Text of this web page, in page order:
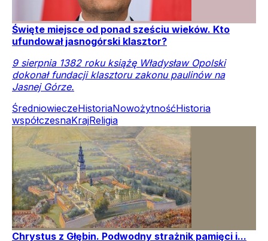
Święte miejsce od ponad sześciu wieków. Kto
ufundował jasnogórski klasztor?
9 sierpnia 1382 roku książę Władysław Opolski
dokonał fundacji klasztoru zakonu paulinów na
Jasnej Górze.
ŚredniowieczeHistoriaNowożytnośćHistoria
współczesnaKrajReligia
Chrystus z Głębin. Podwodny strażnik pamięci i...